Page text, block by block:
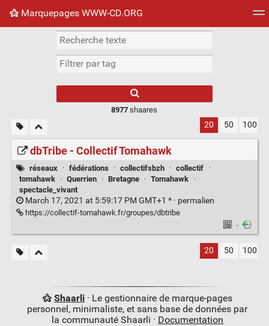
Marquepages WWW-CD.ORG
Nuage de tags Mur d'images
8977 shaares
20 50 100
dbTribe - Collectif Tomahawk
réseaux · fédérations · collectifsbzh · collectif
·
tomahawk
· Querrien · Bretagne · Tomahawk
·
spectacle_vivant
March 17, 2021 at 5:59:17 PM GMT+1 * · permalien
https://collectif-tomahawk.fr/groupes/dbtribe
·
20 50 100
Shaarli· Le gestionnaire de marque-pages
personnel, minimaliste, et sans base de données par
la communauté Shaarli · Documentation